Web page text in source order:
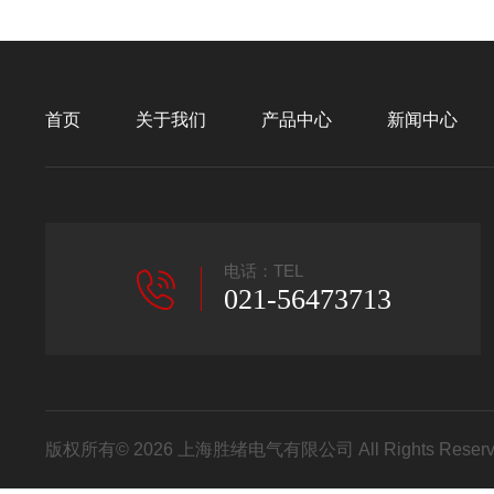
首页 关于我们 产品中心 新闻中心
电话：TEL
021-56473713
版权所有© 2026 上海胜绪电气有限公司 All Rights